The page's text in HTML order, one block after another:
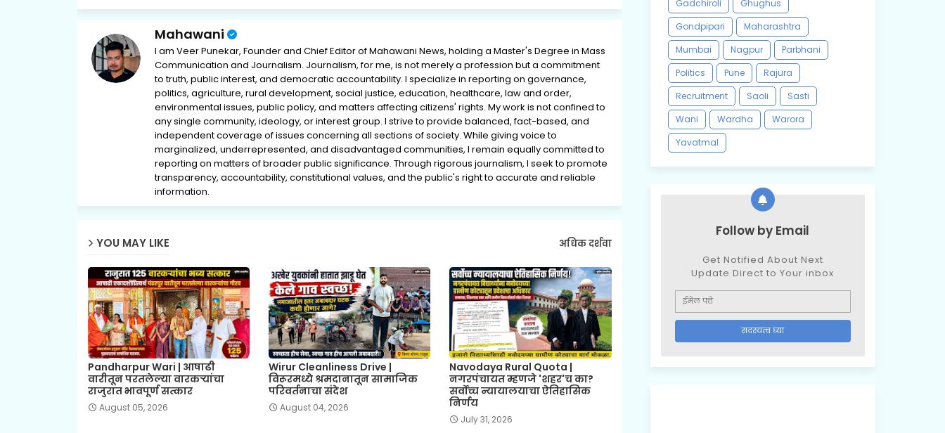
Mahawani
I am Veer Punekar, Founder and Chief Editor of Mahawani News, holding a Master's Degree in Mass
Communication and Journalism. Journalism, for me, is not merely a profession but a commitment
to truth, public interest, and democratic accountability. I specialize in reporting on governance,
politics, agriculture, rural development, social justice, education, healthcare, law and order,
environmental issues, public policy, and matters affecting citizens' rights. My work is not confined to
any single community, ideology, or interest group. I strive to provide balanced, fact-based, and
independent coverage of issues concerning all sections of society. While giving voice to
marginalized, underrepresented, and disadvantaged communities, I remain equally committed to
reporting on matters of broader public significance. Through rigorous journalism, I seek to promote
transparency, accountability, constitutional values, and the public's right to accurate and reliable
information.
YOU MAY LIKE अधिक दर्शवा
Pandharpur Wari | आषाढी
वारीतून परतलेल्या वारकऱ्यांचा
राजुरात भावपूर्ण सत्कार
August 05, 2026
Wirur Cleanliness Drive |
विरूरमध्ये श्रमदानातून सामाजिक
परिवर्तनाचा संदेश
August 04, 2026
Navodaya Rural Quota |
नगरपंचायत म्हणजे 'शहर'च का?
सर्वोच्च न्यायालयाचा ऐतिहासिक
निर्णय
July 31, 2026
Gadchiroli
Ghughus
Gondpipari
Maharashtra
Mumbai
Nagpur
Parbhani
Politics
Pune
Rajura
Recruitment
Saoli
Sasti
Wani
Wardha
Warora
Yavatmal
Follow by Email
Get Notified About Next
Update Direct to Your inbox